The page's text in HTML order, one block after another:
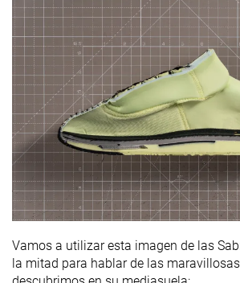
Vamos a utilizar esta imagen de las
la mitad para hablar de las